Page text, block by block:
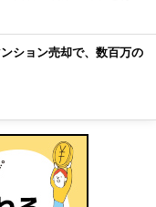
ション売却で、数百万の